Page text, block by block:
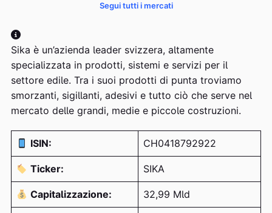
Segui tutti i mercati
Sika è un’azienda leader svizzera, altamente
specializzata in prodotti, sistemi e servizi per il
settore edile. Tra i suoi prodotti di punta troviamo
smorzanti, sigillanti, adesivi e tutto ciò che serve nel
mercato delle grandi, medie e piccole costruzioni.
ISIN: CH0418792922
Ticker: SIKA
Capitalizzazione: 32,99 Mld